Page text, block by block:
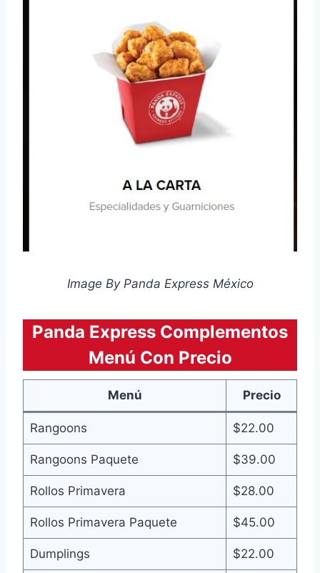
Image By Panda Express México
Panda Express Complementos
Menú Con Precio
Menú Precio
Rangoons $22.00
Rangoons Paquete $39.00
Rollos Primavera $28.00
Rollos Primavera Paquete $45.00
Dumplings $22.00